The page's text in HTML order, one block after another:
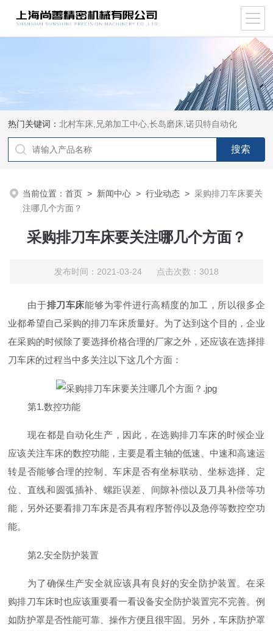
热门关键词：北村车床,兄弟加工中心,长岛磨床,诺贝特自动化
当前位置：首页 > 新闻中心 >行业动态 > 采购排刀车床‍要关
注哪几个方面？
采购排刀车床‍要关注哪几个方面？
发布时间：2021-03-24 点击次数：3018
由于排刀车床‍能够为零件进行高精度的加工，所以很多企
业都希望自己采购的排刀车床质量好‍。为了达到这个目的，企业
在采购的时候除了要选择价格合理的厂家之外，还应该在选择排
刀车床‍的过程当中多关注以下这几个方面：
第1.数控功能
现在都是自动化生产，因此，在选购排刀车床‍的时候企业
应该关注车床的数控功能，主要是看主轴的低速、中速和高速运
转是否能够合理的控制、车床是否有坐标联动、坐标选择、定
位、直线和圆弧插补、螺距误差、间隙补偿以及刀具补偿等功
能，另外还要看排刀车床‍是否具有程序暂停以及急停等数控空功
能。
第2.安全防护装置
为了确保生产安全就应该具有良好的安全防护装置。在采
购排刀车床‍时也应该重要看一看设备安全防护装置完不完善。例
如防护罩是否性能可靠、操作方便且很牢固。另外，车床防护罩